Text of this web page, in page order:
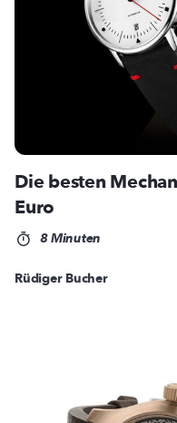
Die besten
Euro
8 Minuten
Rüdiger Bucher